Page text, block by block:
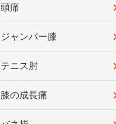
頭痛
ジャンパー膝
テニス肘
膝の成長痛